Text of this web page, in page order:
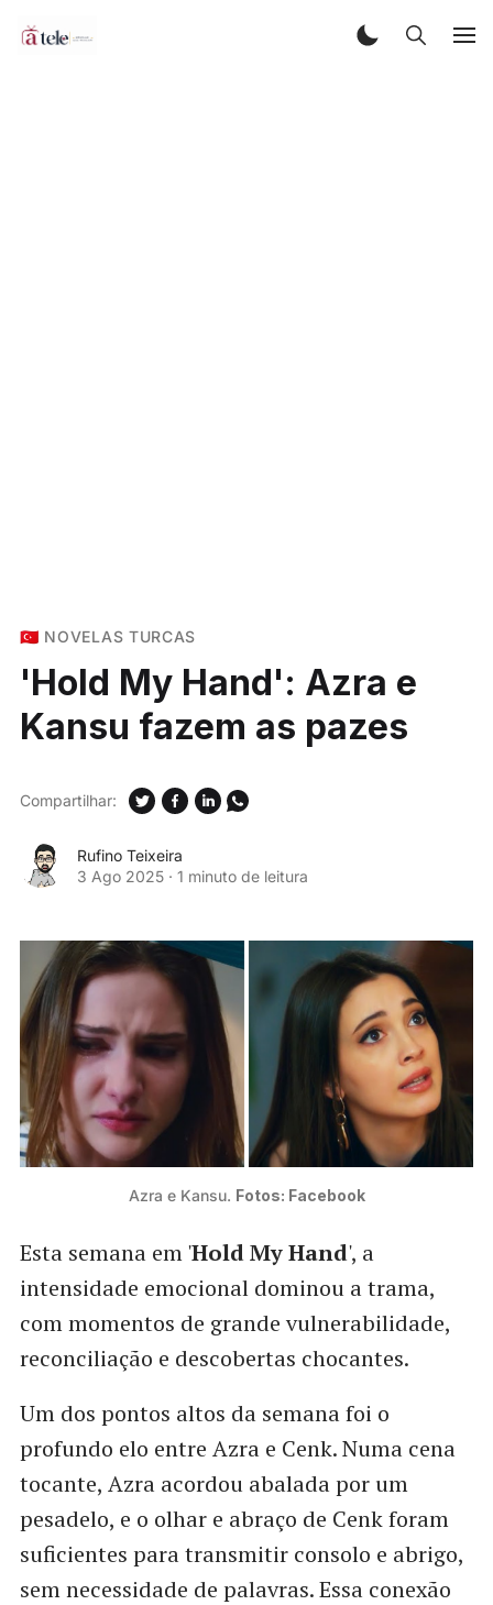
🇹🇷 NOVELAS TURCAS
'Hold My Hand': Azra e
Kansu fazem as pazes
Rufino Teixeira
3 Ago 2025 · 1 minuto de leitura
Compartilhar:
Azra e Kansu. Fotos: Facebook
Esta semana em 'Hold My Hand', a
intensidade emocional dominou a trama,
com momentos de grande vulnerabilidade,
reconciliação e descobertas chocantes.
Um dos pontos altos da semana foi o
profundo elo entre Azra e Cenk. Numa cena
tocante, Azra acordou abalada por um
pesadelo, e o olhar e abraço de Cenk foram
suficientes para transmitir consolo e abrigo,
sem necessidade de palavras. Essa conexão